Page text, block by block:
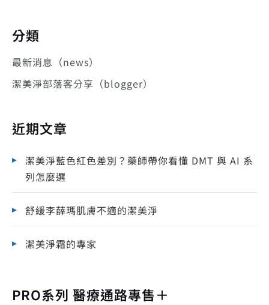
分類
最新消息（news）
潔美淨部落客分享（blogger）
近期文章
潔美淨藍色紅色差別？藥師帶你看懂 DMT 與 AI 系
列怎麼選
舒緩李薛瑪肌膚不適的潔美淨
潔美淨霜的專家
PRO系列 醫療通路專售＋